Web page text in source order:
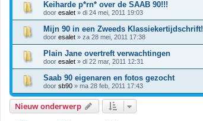
Keiharde p*rn* over de SAAB 90!!!
door esalet » di 24 mei, 2011 19:03
Mijn 90 in een Zweeds Klassiekertijdschrift!
door esalet » za 28 mei, 2011 17:38
Plain Jane overtreft verwachtingen
door esalet » di 22 mar, 2011 12:31
Saab 90 eigenaren en fotos gezocht
door sb90 » ma 28 feb, 2011 17:43
Nieuw onderwerp